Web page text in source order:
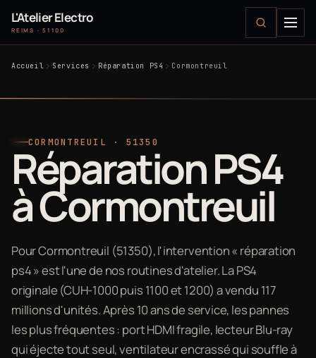
L'Atelier Electro
REIMS · 51100
Accueil Services Réparation PS4 Cormontreuil
CORMONTREUIL · 51350
Réparation PS4
à Cormontreuil
Pour Cormontreuil (51350), l'intervention « réparation
ps4 » est l'une de nos routines d'atelier. La PS4
originale (CUH-1000 puis 1100 et 1200) a vendu 117
millions d'unités. Après 10 ans de service, les pannes
les plus fréquentes : port HDMI fragile, lecteur Blu-ray
qui éjecte tout seul, ventilateur encrassé qui souffle à